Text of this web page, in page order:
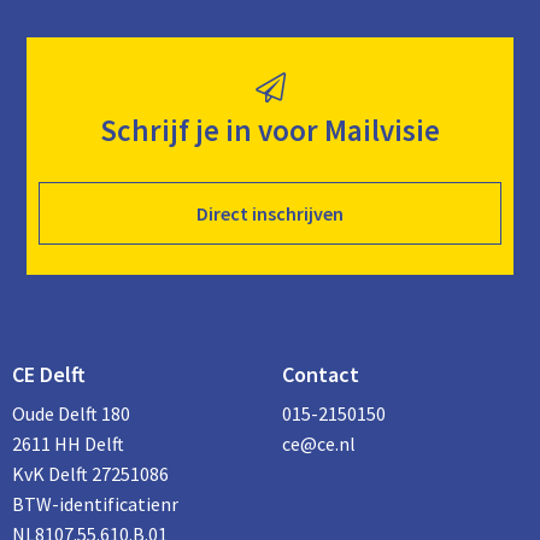
Schrijf je in voor Mailvisie
Direct inschrijven
CE Delft
Oude Delft 180
2611 HH Delft
KvK Delft 27251086
BTW-identificatienr
NL8107.55.610.B.01
Contact
015-2150150
ce@ce.nl